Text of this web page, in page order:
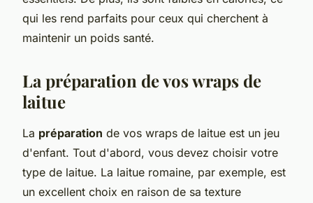
qui les rend parfaits pour ceux qui cherchent à
maintenir un poids santé.
La préparation de vos wraps de
laitue
La préparation de vos wraps de laitue est un jeu
d'enfant. Tout d'abord, vous devez choisir votre
type de laitue. La laitue romaine, par exemple, est
un excellent choix en raison de sa texture